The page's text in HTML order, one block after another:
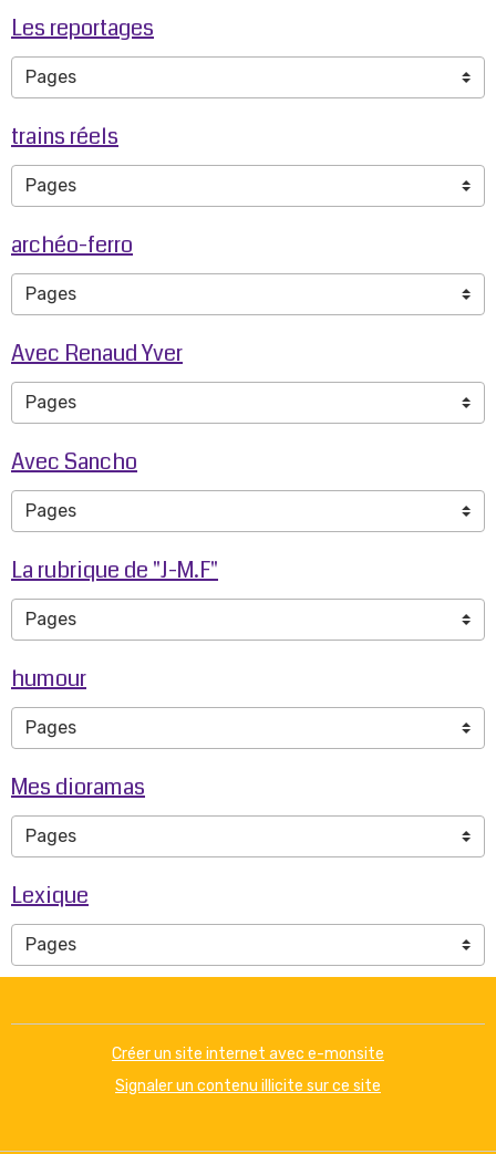
Les reportages
trains réels
archéo-ferro
Avec Renaud Yver
Avec Sancho
La rubrique de "J-M.F"
humour
Mes dioramas
Lexique
Créer un site internet avec e-monsite
Signaler un contenu illicite sur ce site